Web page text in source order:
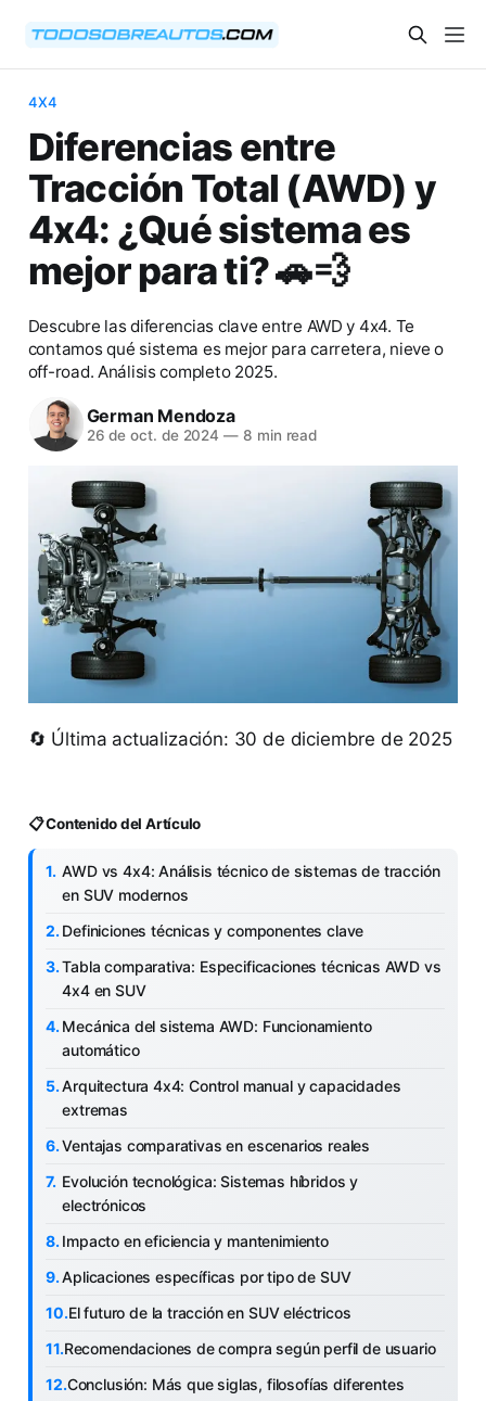
4X4
Diferencias entre
Tracción Total (AWD) y
4x4: ¿Qué sistema es
mejor para ti? 🚗💨
Descubre las diferencias clave entre AWD y 4x4. Te
contamos qué sistema es mejor para carretera, nieve o
off-road. Análisis completo 2025.
German Mendoza
26 de oct. de 2024 — 8 min read
🔄 Última actualización: 30 de diciembre de 2025
📋 Contenido del Artículo
AWD vs 4x4: Análisis técnico de sistemas de tracción
en SUV modernos
Definiciones técnicas y componentes clave
Tabla comparativa: Especificaciones técnicas AWD vs
4x4 en SUV
Mecánica del sistema AWD: Funcionamiento
automático
Arquitectura 4x4: Control manual y capacidades
extremas
Ventajas comparativas en escenarios reales
Evolución tecnológica: Sistemas híbridos y
electrónicos
Impacto en eficiencia y mantenimiento
Aplicaciones específicas por tipo de SUV
El futuro de la tracción en SUV eléctricos
Recomendaciones de compra según perfil de usuario
Conclusión: Más que siglas, filosofías diferentes